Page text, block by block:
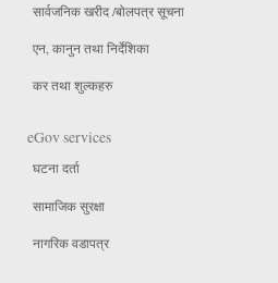
सार्वजनिक खरीद /बोलपत्र सूचना
एन, कानुन तथा निर्देशिका
कर तथा शुल्कहरु
eGov services
घटना दर्ता
सामाजिक सुरक्षा
नागरिक वडापत्र